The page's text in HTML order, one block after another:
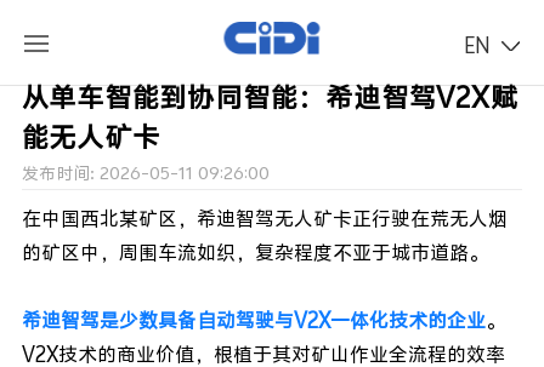
EN
从单车智能到协同智能：希迪智驾V2X赋
能无人矿卡
发布时间: 2026-05-11 09:26:00
在中国西北某矿区，希迪智驾无人矿卡正行驶在荒无人烟
的矿区中，周围车流如织，复杂程度不亚于城市道路。
希迪智驾是少数具备自动驾驶与V2X一体化技术的企业。
V2X技术的商业价值，根植于其对矿山作业全流程的效率